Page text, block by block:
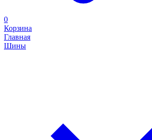
0
Корзина
Главная
Шины